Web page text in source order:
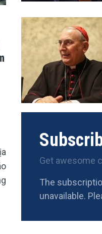
Get awesome
The
unavailable.